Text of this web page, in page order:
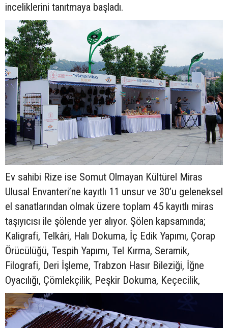
inceliklerini tanıtmaya başladı.
Ev sahibi Rize ise Somut Olmayan Kültürel Miras
Ulusal Envanteri’ne kayıtlı 11 unsur ve 30’u geleneksel
el sanatlarından olmak üzere toplam 45 kayıtlı miras
taşıyıcısı ile şölende yer alıyor. Şölen kapsamında;
Kaligrafi, Telkâri, Halı Dokuma, İç Edik Yapımı, Çorap
Örücülüğü, Tespih Yapımı, Tel Kırma, Seramik,
Filografi, Deri İşleme, Trabzon Hasır Bileziği, İğne
Oyacılığı, Çömlekçilik, Peşkir Dokuma, Keçecilik,